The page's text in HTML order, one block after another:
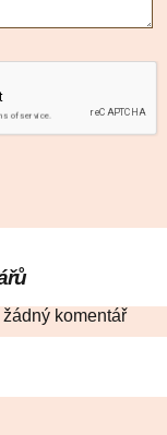
komentář